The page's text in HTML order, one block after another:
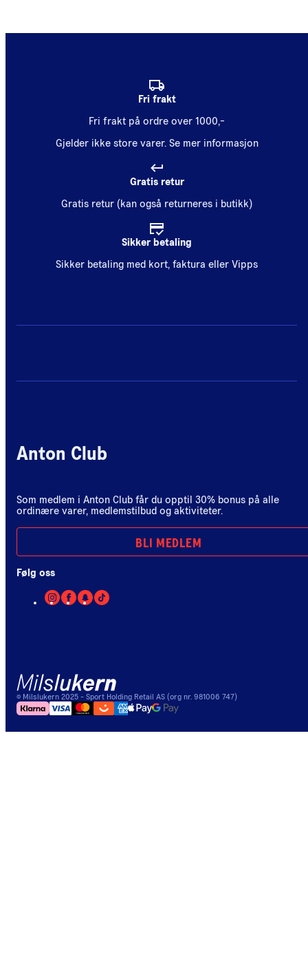
Fri frakt
Fri frakt på ordre over 1000,-
Gjelder ikke store varer. Se mer informasjon
Gratis retur
Gratis retur (kan også returneres i butikk)
Sikker betaling
Sikker betaling med kort, faktura eller Vipps
Anton Club
Som medlem i Anton Club får du opptil 30% bonus på alle
ordinære varer, medlemstilbud og aktiviteter.
BLI MEDLEM
Følg oss
© Milslukern 2025 - Sport Holding Retail AS (org nr. 981006 747)